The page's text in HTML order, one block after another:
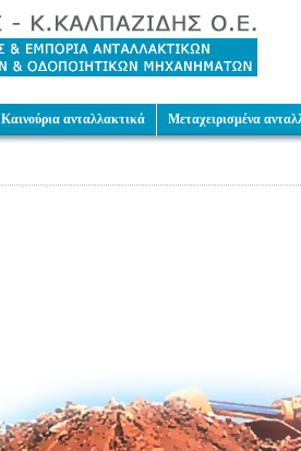
Καινούρια ανταλλακτικά Μεταχειρισμένα